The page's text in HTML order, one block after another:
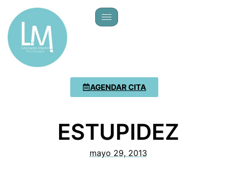
AGENDAR CITA
ESTUPIDEZ
mayo 29, 2013